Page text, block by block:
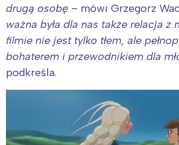
drugą osobę – mówi Grzegorz
ważna była dla nas także relacja z
filmie nie jest tylko tłem, ale
bohaterem i przewodnikiem dla
podkreśla.